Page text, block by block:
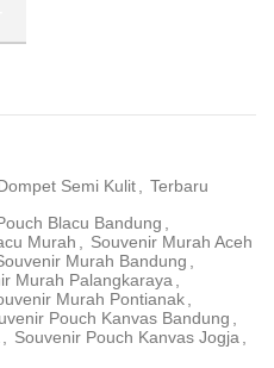
Semi Kulit, Terbaru
Blacu Bandung ,
Murah , Souvenir Murah Aceh
Murah Bandung ,
Murah Palangkaraya,
Murah Pontianak,
Pouch Kanvas Bandung ,
, Souvenir Pouch Kanvas Jogja,